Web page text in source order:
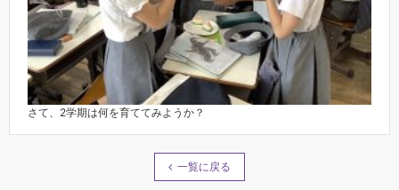
さて、2学期は何を育ててみようか？
一覧に戻る